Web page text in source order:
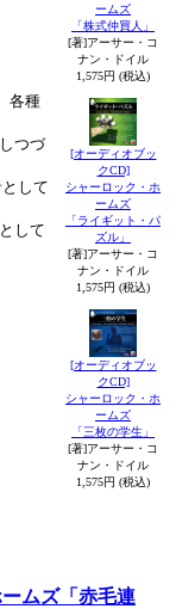
各種
つづ
して
して
ームズ
「株式仲買人」
[著]アーサー・コ
ナン・ドイル
1,575円 (税込)
[オーディオブッ
クCD]
シャーロック・ホ
ームズ
「ライギット・パ
ズル」
[著]アーサー・コ
ナン・ドイル
1,575円 (税込)
[オーディオブッ
クCD]
シャーロック・ホ
ームズ
「三枚の学生」
[著]アーサー・コ
ナン・ドイル
1,575円 (税込)
ムズ「赤毛連